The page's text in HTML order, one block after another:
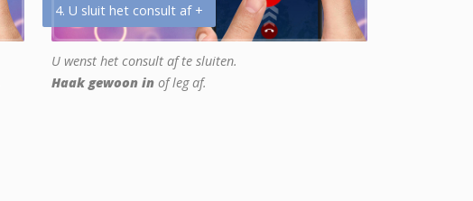
4. U sluit het consult af +
U wenst het consult af te sluiten.
Haak gewoon in of leg af.